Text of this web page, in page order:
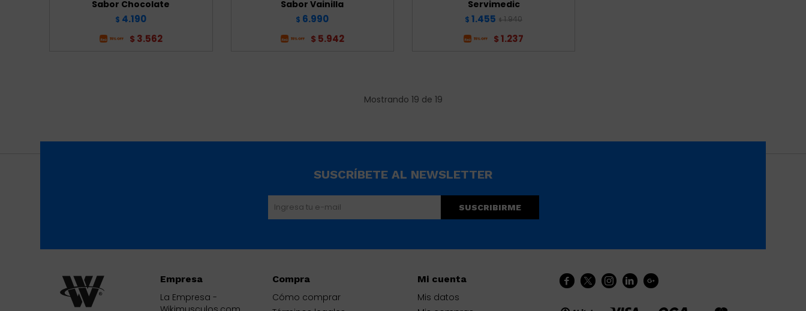
Sabor Chocolate
$ 4.190
$ 3.562
Sabor Vainilla
$ 6.990
$ 5.942
Servimedic
$ 1.455 $ 1.940
$ 1.237
Mostrando 19 de 19
    
Empresa
La Empresa -
Compra
Cómo comprar
Mi cuenta
Mis datos
SUSCRÍBETE AL NEWSLETTER
SUSCRIBIRME